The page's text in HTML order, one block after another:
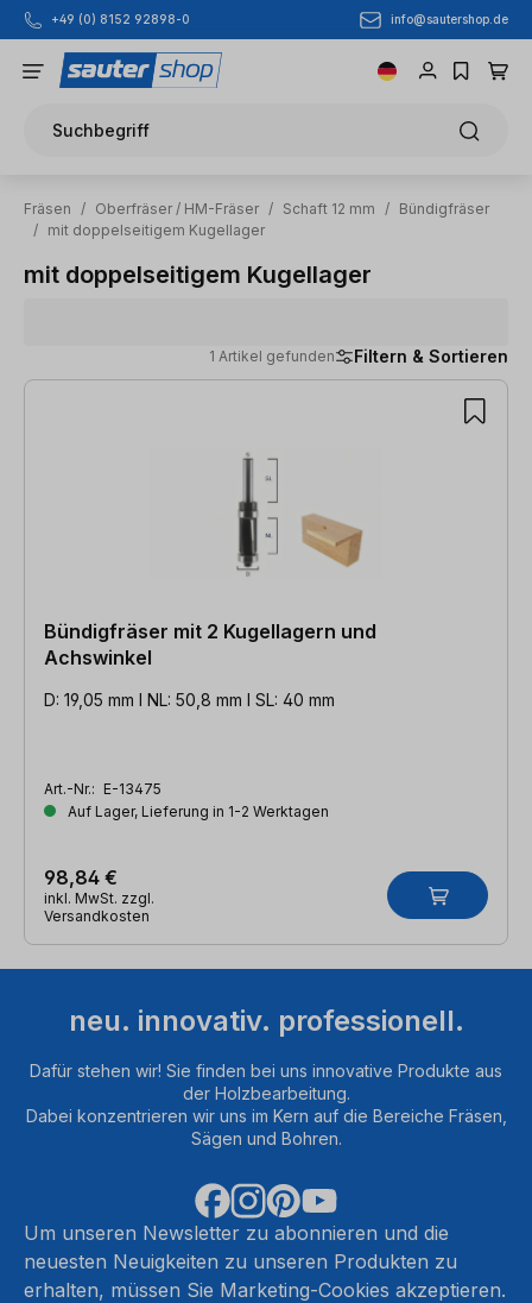
Zum Hauptinhalt springen
+49 (0) 8152 92898-0 info@sautershop.de
Suchbegriff
Fräsen / Oberfräser / HM-Fräser / Schaft 12 mm / Bündigfräser
/ mit doppelseitigem Kugellager
mit doppelseitigem Kugellager
1 Artikel gefunden Filtern & Sortieren
1 Artikel gefunden
Bündigfräser mit 2 Kugellagern und
Achswinkel
D: 19,05 mm l NL: 50,8 mm l SL: 40 mm
Art.-Nr.: E-13475
Auf Lager, Lieferung in 1-2 Werktagen
98,84 €
inkl. MwSt. zzgl.
Versandkosten
neu. innovativ. professionell.
Dafür stehen wir! Sie finden bei uns innovative Produkte aus
der Holzbearbeitung.
Dabei konzentrieren wir uns im Kern auf die Bereiche Fräsen,
Sägen und Bohren.
Um unseren Newsletter zu abonnieren und die
neuesten Neuigkeiten zu unseren Produkten zu
erhalten, müssen Sie Marketing-Cookies akzeptieren.